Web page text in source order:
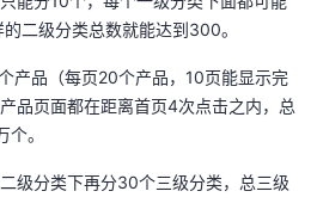
二级分类总数就能达到300。
产品（每页20个产品，10页能显示完
品页面都在距离首页4次点击之内，总
。
级分类下再分30个三级分类，总三级